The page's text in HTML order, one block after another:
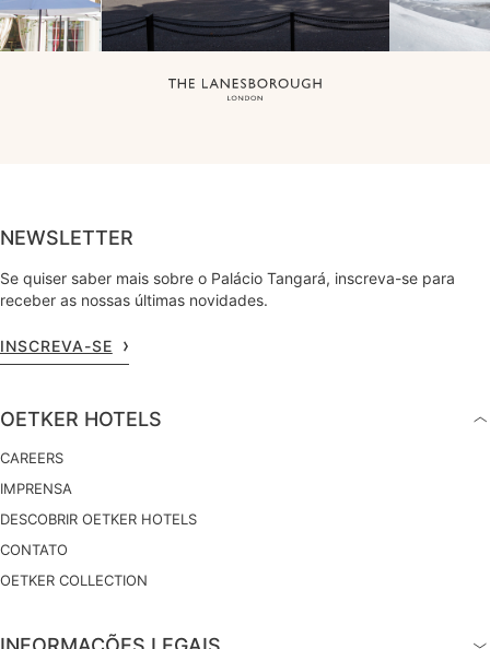
NEWSLETTER
Se quiser saber mais sobre o Palácio Tangará, inscreva-se para
receber as nossas últimas novidades.
INSCREVA-SE
OETKER HOTELS
CAREERS
IMPRENSA
DESCOBRIR OETKER HOTELS
CONTATO
OETKER COLLECTION